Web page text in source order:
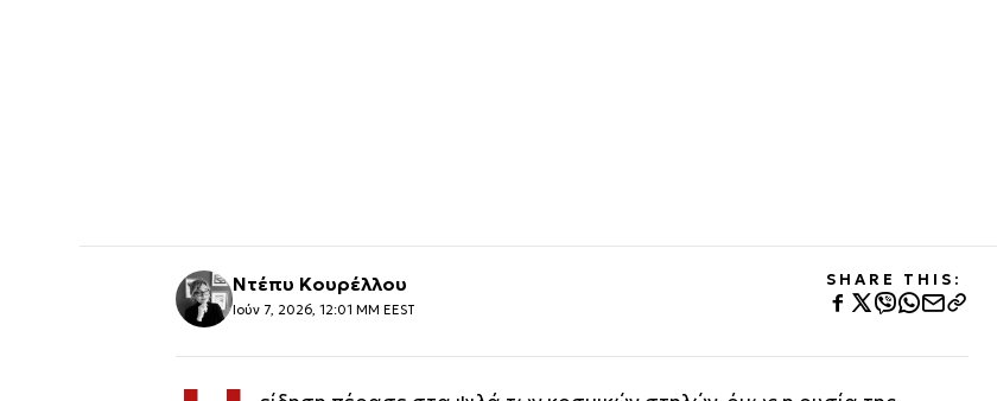
Ντέπυ Κουρέλλου
Ιούν 7, 2026, 12:01 ΜΜ EEST
SHARE THIS: